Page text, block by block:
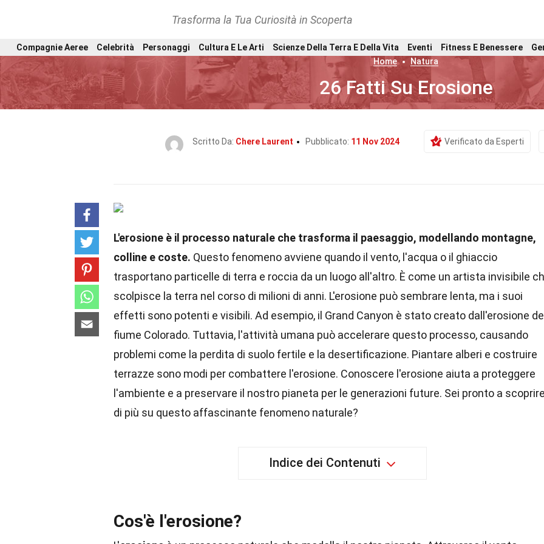
Trasforma la Tua Curiosità in Scoperta
Compagnie Aeree Celebrità Personaggi Cultura E Le Arti Scienze Della Terra E Della Vita Eventi Fitness E Benessere
Home
Natura
26 Fatti Su Erosione
Scritto Da: Chere Laurent Pubblicato: 11 Nov 2024 Verificato da Esperti
L'erosione è il processo naturale che trasforma il paesaggio, modellando montagne,
colline e coste. Questo fenomeno avviene quando il vento, l'acqua o il ghiaccio
trasportano particelle di terra e roccia da un luogo all'altro. È come un artista invisibile
scolpisce la terra nel corso di milioni di anni. L'erosione può sembrare lenta, ma i suoi
effetti sono potenti e visibili. Ad esempio, il Grand Canyon è stato creato dall'erosione del
fiume Colorado. Tuttavia, l'attività umana può accelerare questo processo, causando
problemi come la perdita di suolo fertile e la desertificazione. Piantare alberi e costruire
terrazze sono modi per combattere l'erosione. Conoscere l'erosione aiuta a proteggere
l'ambiente e a preservare il nostro pianeta per le generazioni future. Sei pronto a scoprire
di più su questo affascinante fenomeno naturale?
Indice dei Contenuti
Cos'è l'erosione?